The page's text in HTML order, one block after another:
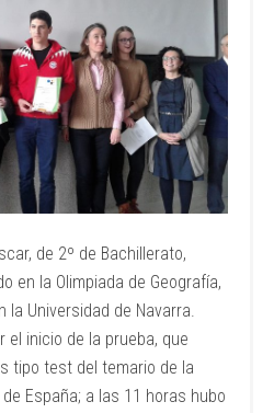
de 2º de Bachillerato,
en la Olimpiada de Geografía,
la Universidad de Navarra.
el inicio de la prueba, que
tipo test del temario de la
España; a las 11 horas hubo